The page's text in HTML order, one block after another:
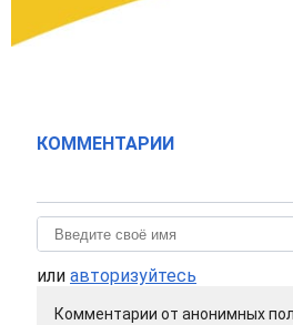
КОММЕНТАРИИ
или авторизуйтесь
Комментарии от анонимных